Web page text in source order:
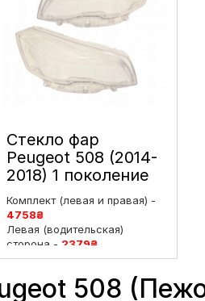
Стекло фар
Peugeot 508 (2014-
2018) 1 поколение
рестайлинг левое
и правое
Комплект (левая и правая) -
4758₴
Левая (водительская)
сторона - 2379₴
Правая (пассажирская)
508